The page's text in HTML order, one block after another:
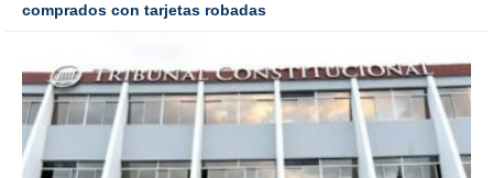
comprados con tarjetas robadas